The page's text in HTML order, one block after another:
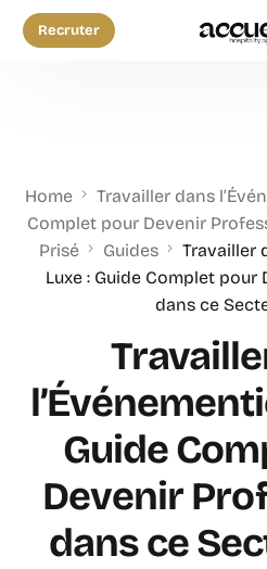
Recruter
Home
Travailler dans
Complet pour Devenir
Prisé
Guides
Travailler
Luxe : Guide Complet
dans ce
Guide
Devenir
dans ce